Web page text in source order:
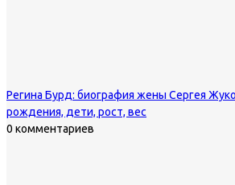
Регина Бурд: биография жены Сергея
рождения, дети, рост, вес
0 комментариев